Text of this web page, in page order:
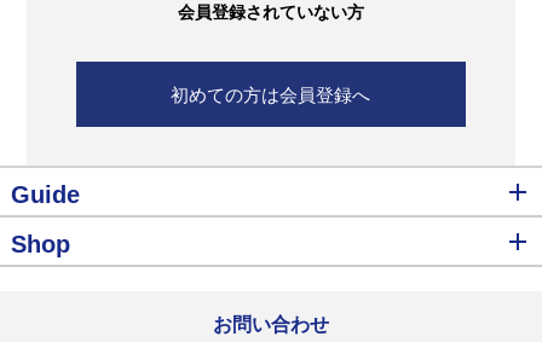
会員登録されていない方
初めての方は会員登録へ
Guide
Shop
お問い合わせ